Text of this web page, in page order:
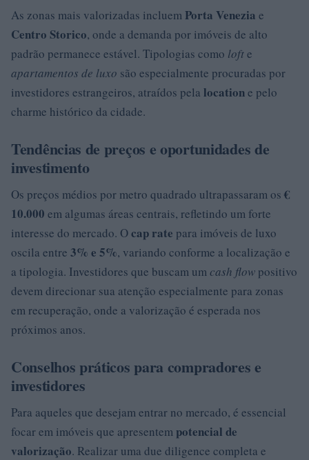
As zonas mais valorizadas incluem Porta Venezia e
Centro Storico, onde a demanda por imóveis de alto
padrão permanece estável. Tipologias como lofte
apartamentos de luxo são especialmente procuradas por
investidores estrangeiros, atraídos pela locatione pelo
charme histórico da cidade.
Tendências de preços e oportunidades de
investimento
Os preços médios por metro quadrado ultrapassaram os €
10.000 em algumas áreas centrais, refletindo um forte
interesse do mercado. Ocap rate para imóveis de luxo
oscila entre 3% e 5%, variando conforme a localização e
a tipologia. Investidores que buscam umcash flow positivo
devem direcionar sua atenção especialmente para zonas
em recuperação, onde a valorização é esperada nos
próximos anos.
Conselhos práticos para compradores e
investidores
Para aqueles que desejam entrar no mercado, é essencial
focar em imóveis que apresentem potencial de
valorização. Realizar uma due diligence completa e